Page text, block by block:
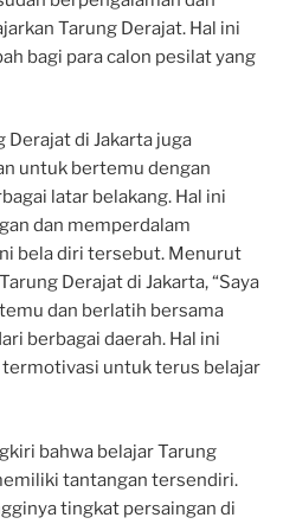
Tarung Derajat. Hal ini
bagi para calon pesilat yang
Derajat di Jakarta juga
untuk bertemu dengan
latar belakang. Hal ini
dan memperdalam
bela diri tersebut. Menurut
Derajat di Jakarta, “Saya
dan berlatih bersama
berbagai daerah. Hal ini
untuk terus belajar
bahwa belajar Tarung
tantangan tersendiri.
tingkat persaingan di